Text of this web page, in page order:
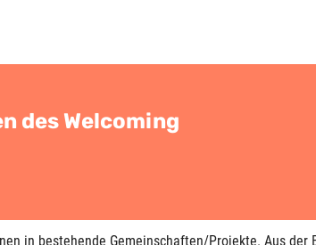
des Welcoming
in bestehende Gemeinschaften/Projekte. Aus der